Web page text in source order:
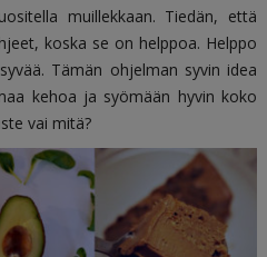
muillekkaan. Tiedän, että
koska se on helppoa. Helppo
Tämän ohjelman syvin idea
kehoa ja syömään hyvin koko
vai mitä?